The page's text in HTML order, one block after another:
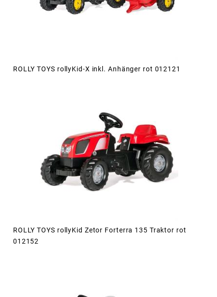
ROLLY TOYS rollyKid-X inkl. Anhänger rot 012121
ROLLY TOYS rollyKid Zetor Forterra 135 Traktor rot
012152